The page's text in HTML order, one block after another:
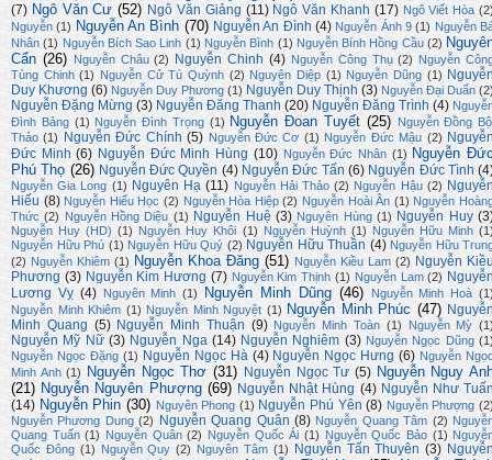
(7) Ngô Văn Cư (52) Ngô Văn Giảng (11) Ngô Văn Khanh (17) Ngô Viết Hòa
Nguyễn (1) Nguyễn An Bình (70) Nguyễn An Đình (4) Nguyễn Ánh 9 (1) Nguyễn
Nhân (1) Nguyễn Bích Sao Linh (1) Nguyễn Bình (1) Nguyễn Bính Hồng Cầu (2)
Cẩn (26) Nguyễn Châu (2) Nguyễn Chinh (4) Nguyễn Công Thụ (2) Nguyễn
Tùng Chinh (1) Nguyễn Cử Tú Quỳnh (2) Nguyên Diệp (1) Nguyễn Dũng (1)
Duy Khương (6) Nguyễn Duy Phương (1) Nguyễn Duy Thịnh (3) Nguyễn Đại Duẩn
Nguyễn Đặng Mừng (3) Nguyễn Đăng Thanh (20) Nguyễn Đăng Trình (4)
Đình Bảng (1) Nguyễn Đình Trọng (1) Nguyễn Đoan Tuyết (25)
Nguyễn Đồng
Thảo (1) Nguyễn Đức Chính (5) Nguyễn Đức Cơ (1) Nguyễn Đức Mậu (2)
Đức Minh (6) Nguyễn Đức Minh Hùng (10) Nguyễn Đức Nhân (1) Nguyễn
Phú Thọ (26) Nguyễn Đức Quyền (4) Nguyễn Đức Tấn (6) Nguyễn Đức Tình
Nguyễn Gia Long (1) Nguyên Hạ (11) Nguyễn Hải Thảo (2) Nguyễn Hậu (2)
Hiếu (8) Nguyễn Hiếu Học (2) Nguyễn Hòa Hiệp (2) Nguyễn Hoài Ân (1) Nguyễn
Thức (2) Nguyễn Hồng Diệu (1) Nguyễn Huệ (3) Nguyên Hùng (1) Nguyễn Huy
Nguyễn Huy (HD) (1) Nguyễn Huy Khôi (1) Nguyễn Huỳnh (1) Nguyễn Hữu Minh
Nguyễn Hữu Phú (1) Nguyễn Hữu Quý (2) Nguyễn Hữu Thuần (4) Nguyễn Hữu
(2) Nguyễn Khiêm (1) Nguyễn Khoa Đăng (51) Nguyễn Kiều Lam (2) Nguyễn
Phương (3) Nguyễn Kim Hương (7) Nguyễn Kim Thịnh (1) Nguyễn Lam (2)
Lương Vỵ (4) Nguyên Minh (1) Nguyễn Minh Dũng (46) Nguyễn Minh Hoà
Nguyễn Minh Khiêm (1) Nguyễn Minh Nguyệt (1) Nguyễn Minh Phúc (47)
Minh Quang (5) Nguyễn Minh Thuận (9) Nguyễn Minh Toàn (1) Nguyễn Mỳ
Nguyễn Mỹ Nữ (3) Nguyễn Nga (14) Nguyễn Nghiêm (3) Nguyễn Ngọc Dũng
Nguyễn Ngọc Đặng (1) Nguyễn Ngọc Hà (4) Nguyễn Ngọc Hưng (6) Nguyễn
Minh Anh (1) Nguyễn Ngọc Thơ (31) Nguyễn Ngọc Tư (5) Nguyễn Nguy
(21) Nguyễn Nguyên Phượng (69) Nguyễn Nhật Hùng (4) Nguyễn Như
(14) Nguyễn Phin (30) Nguyên Phong (1) Nguyễn Phú Yên (8) Nguyễn Phượng
Nguyễn Phương Dung (2) Nguyễn Quang Quân (8) Nguyễn Quang Tâm (2)
Quang Tuấn (1) Nguyễn Quân (2) Nguyễn Quốc Ái (1) Nguyễn Quốc Bảo (1)
Quốc Đông (1) Nguyễn Quy (2) Nguyên Tâm (1) Nguyễn Tấn Thuyên (3)